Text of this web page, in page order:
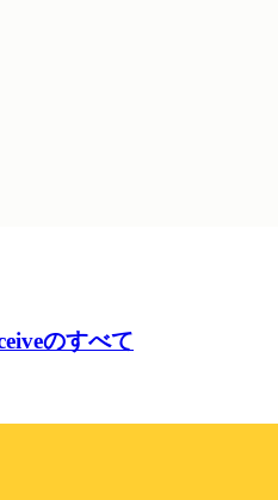
のすべて